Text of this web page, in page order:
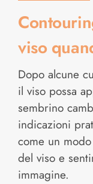
viso
Dopo alcune
il viso possa
sembrino
indicazioni
come un
del viso e
immagine.